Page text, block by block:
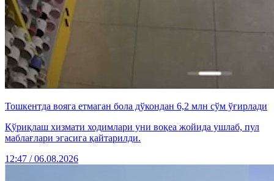
Тошкентда вояга етмаган бола дўкондан 6,2 млн сўм ўғирлади
Қўриқлаш хизмати ходимлари уни воқеа жойида ушлаб, пул
маблағлари эгасига қайтарилди.
12:47 / 06.08.2026